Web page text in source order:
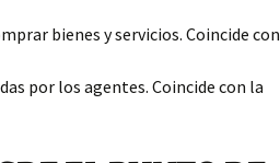
bienes y servicios. Coincide con
por los agentes. Coincide con la